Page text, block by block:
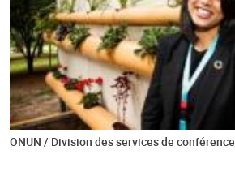
ONUN / Division des services de conférence